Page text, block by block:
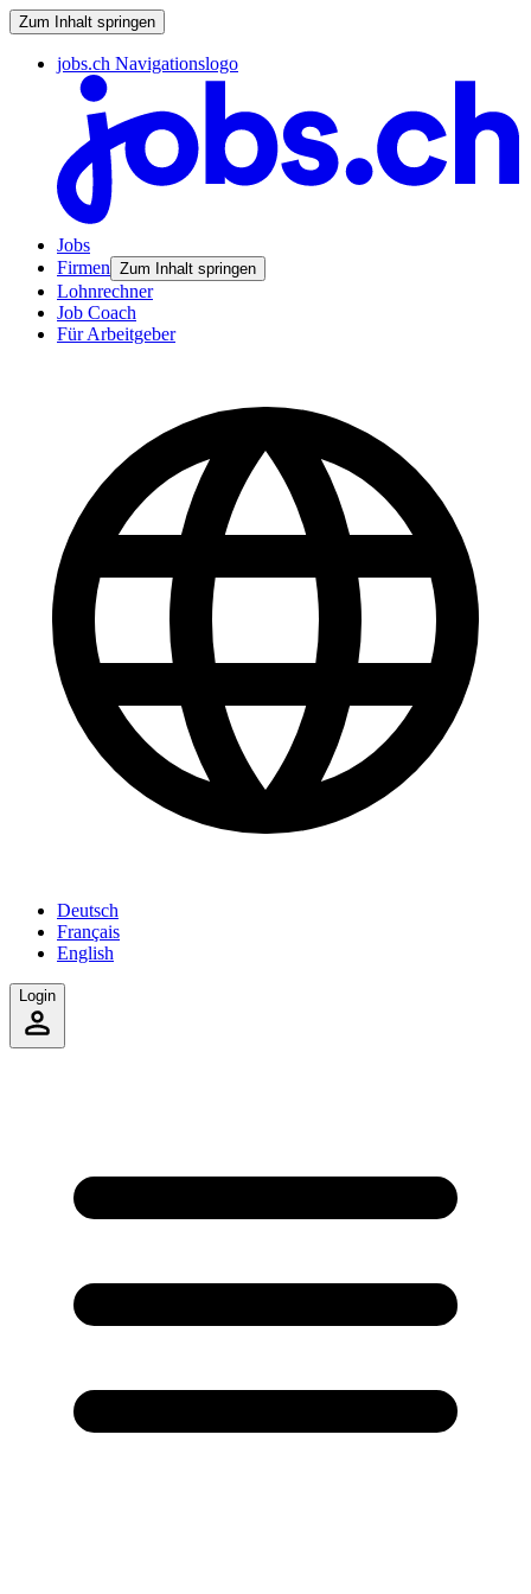
Zum Inhalt springen
jobs.ch Navigationslogo
Jobs
Firmen Zum Inhalt springen
Lohnrechner
Job Coach
Für Arbeitgeber
Deutsch
Français
English
Login